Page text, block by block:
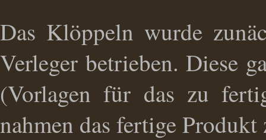
Das Klöppeln wurde
Verleger betrieben. Diese
(Vorlagen für das zu
nahmen das fertige